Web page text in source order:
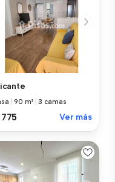
|90 m² |3 camas
Ver más